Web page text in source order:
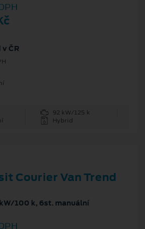
ČR
92 kW/125 k
Hybrid
Courier Van Trend
100 k, 6st. manuální